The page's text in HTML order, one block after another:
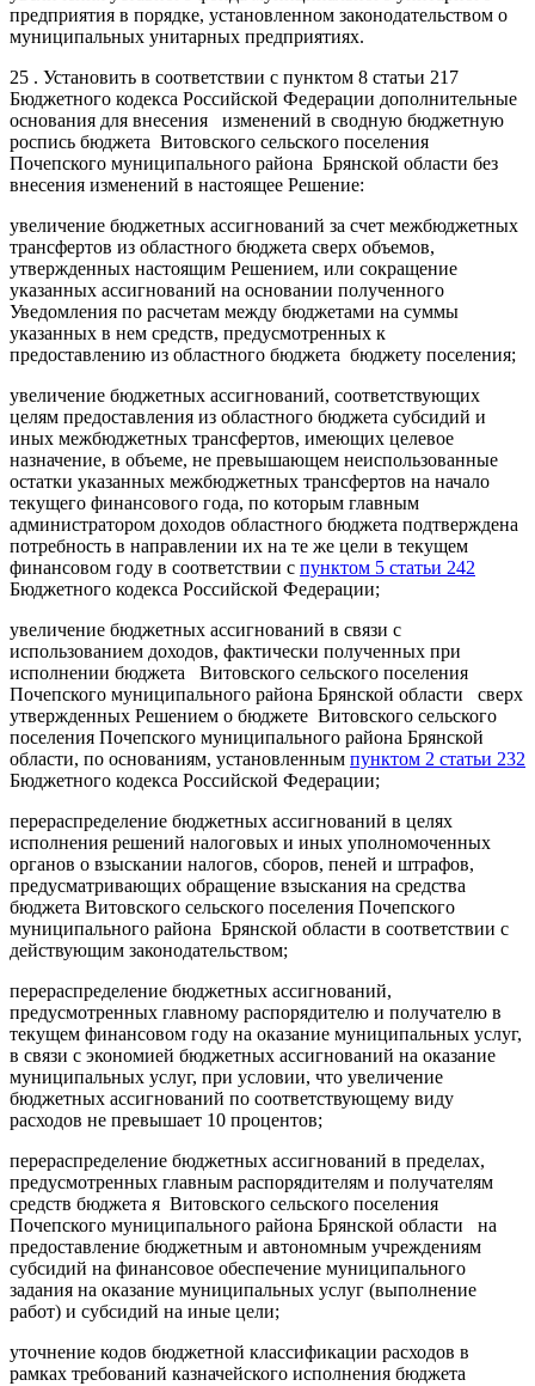
предприятия в порядке, установленном законодательством о
муниципальных унитарных предприятиях.
25 . Установить в соответствии с пунктом 8 статьи 217
Бюджетного кодекса Российской Федерации дополнительные
основания для внесения изменений в сводную бюджетную
роспись бюджета Витовского сельского поселения
Почепского муниципального района Брянской области без
внесения изменений в настоящее Решение:
увеличение бюджетных ассигнований за счет межбюджетных
трансфертов из областного бюджета сверх объемов,
утвержденных настоящим Решением, или сокращение
указанных ассигнований на основании полученного
Уведомления по расчетам между бюджетами на суммы
указанных в нем средств, предусмотренных к
предоставлению из областного бюджета бюджету поселения;
увеличение бюджетных ассигнований, соответствующих
целям предоставления из областного бюджета субсидий и
иных межбюджетных трансфертов, имеющих целевое
назначение, в объеме, не превышающем неиспользованные
остатки указанных межбюджетных трансфертов на начало
текущего финансового года, по которым главным
администратором доходов областного бюджета подтверждена
потребность в направлении их на те же цели в текущем
финансовом году в соответствии с пунктом 5 статьи 242
Бюджетного кодекса Российской Федерации;
увеличение бюджетных ассигнований в связи с
использованием доходов, фактически полученных при
исполнении бюджета Витовского сельского поселения
Почепского муниципального района Брянской области сверх
утвержденных Решением о бюджете Витовского сельского
поселения Почепского муниципального района Брянской
области, по основаниям, установленным пунктом 2 статьи 232
Бюджетного кодекса Российской Федерации;
перераспределение бюджетных ассигнований в целях
исполнения решений налоговых и иных уполномоченных
органов о взыскании налогов, сборов, пеней и штрафов,
предусматривающих обращение взыскания на средства
бюджета Витовского сельского поселения Почепского
муниципального района Брянской области в соответствии с
действующим законодательством;
перераспределение бюджетных ассигнований,
предусмотренных главному распорядителю и получателю в
текущем финансовом году на оказание муниципальных услуг,
в связи с экономией бюджетных ассигнований на оказание
муниципальных услуг, при условии, что увеличение
бюджетных ассигнований по соответствующему виду
расходов не превышает 10 процентов;
перераспределение бюджетных ассигнований в пределах,
предусмотренных главным распорядителям и получателям
средств бюджета я Витовского сельского поселения
Почепского муниципального района Брянской области на
предоставление бюджетным и автономным учреждениям
субсидий на финансовое обеспечение муниципального
задания на оказание муниципальных услуг (выполнение
работ) и субсидий на иные цели;
уточнение кодов бюджетной классификации расходов в
рамках требований казначейского исполнения бюджета